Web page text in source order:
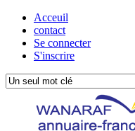
Acceuil
contact
Se connecter
S'inscrire